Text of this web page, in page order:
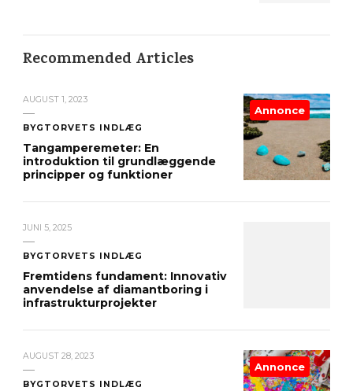
Recommended Articles
AUGUST 1, 2023
BYGTORVETS INDLÆG
Tangamperemeter: En
introduktion til grundlæggende
principper og funktioner
Annonce
JUNI 5, 2025
BYGTORVETS INDLÆG
Fremtidens fundament: Innovativ
anvendelse af diamantboring i
infrastrukturprojekter
AUGUST 28, 2023
BYGTORVETS INDLÆG
Annonce